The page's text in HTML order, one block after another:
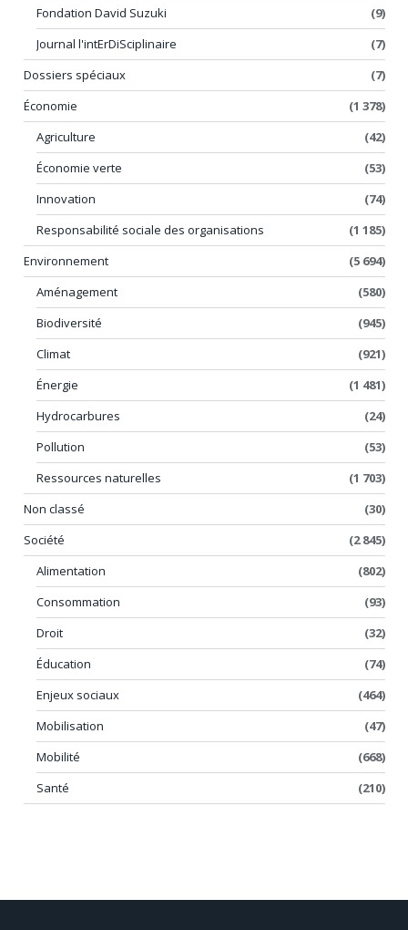
Fondation David Suzuki
(9)
Journal l'intErDiSciplinaire
(7)
Dossiers spéciaux
(7)
Économie
(1 378)
Agriculture
(42)
Économie verte
(53)
Innovation
(74)
Responsabilité sociale des organisations
(1 185)
Environnement
(5 694)
Aménagement
(580)
Biodiversité
(945)
Climat
(921)
Énergie
(1 481)
Hydrocarbures
(24)
Pollution
(53)
Ressources naturelles
(1 703)
Non classé
(30)
Société
(2 845)
Alimentation
(802)
Consommation
(93)
Droit
(32)
Éducation
(74)
Enjeux sociaux
(464)
Mobilisation
(47)
Mobilité
(668)
Santé
(210)